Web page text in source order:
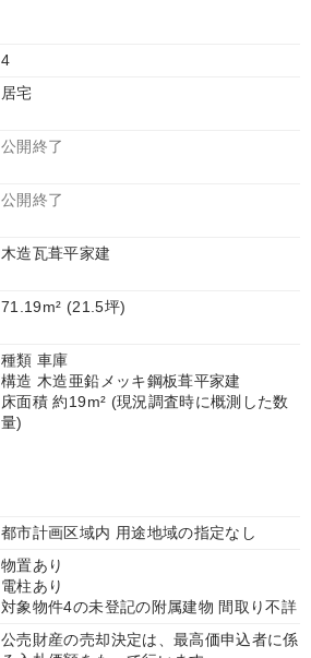
4
居宅
公開終了
公開終了
木造瓦葺平家建
71.19m² (21.5坪)
種類 車庫
構造 木造亜鉛メッキ鋼板葺平家建
床面積 約19m² (現況調査時に概測した数
量)
都市計画区域内 用途地域の指定なし
物置あり
電柱あり
対象物件4の未登記の附属建物 間取り不詳
公売財産の売却決定は、最高価申込者に係